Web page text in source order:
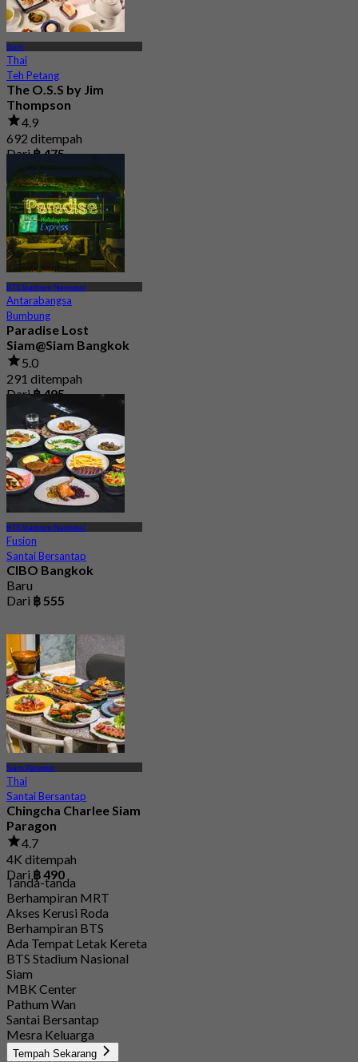
Siam
Thai
Teh Petang
The O.S.S by Jim
Thompson
4.9
692 ditempah
Dari฿ 475
BTS Stadium Nasional
Antarabangsa
Bumbung
Paradise Lost
Siam@Siam Bangkok
5.0
291 ditempah
Dari฿ 495
BTS Stadium Nasional
Fusion
Santai Bersantap
CIBO Bangkok
Baru
Dari ฿ 555
Siam Paragon
Thai
Santai Bersantap
Chingcha Charlee Siam
Paragon
4.7
4K ditempah
Dari ฿ 490
Tanda-tanda
Berhampiran MRT
Akses Kerusi Roda
Berhampiran BTS
Ada Tempat Letak Kereta
BTS Stadium Nasional
Siam
MBK Center
Pathum Wan
Santai Bersantap
Mesra Keluarga
Tempah Sekarang